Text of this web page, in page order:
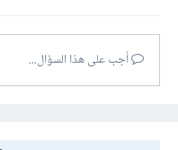
أجب على هذا السؤال...